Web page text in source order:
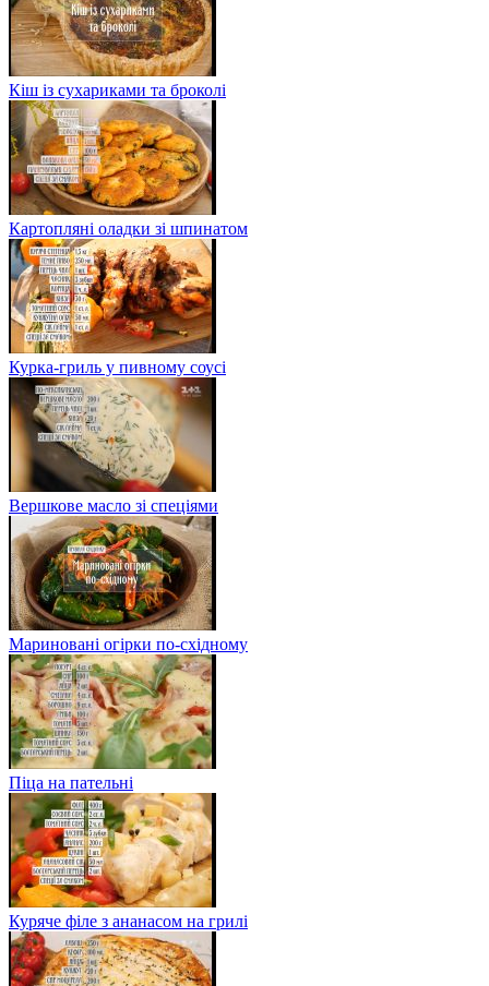
Кіш із сухариками та броколі
Картопляні оладки зі шпинатом
Курка-гриль у пивному соусі
Вершкове масло зі спеціями
Мариновані огірки по-східному
Піца на пательні
Куряче філе з ананасом на грилі